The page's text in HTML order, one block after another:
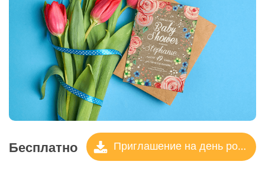
Бесплатно Приглашение на день рождения